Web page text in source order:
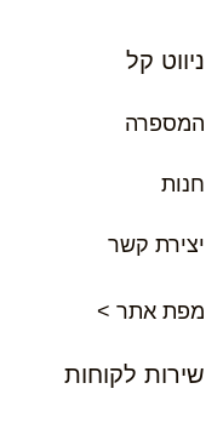
ניווט קל
המספרה
חנות
יצירת קשר
מפת אתר >
שירות לקוחות